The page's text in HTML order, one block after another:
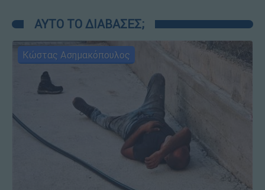
ΑΥΤΟ ΤΟ ΔΙΑΒΑΣΕΣ;
Κώστας Ασημακόπουλος